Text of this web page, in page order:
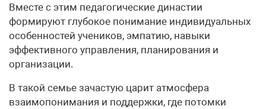
Вместе с этим педагогические династии
формируют глубокое понимание индивидуальных
особенностей учеников, эмпатию, навыки
эффективного управления, планирования и
организации.
В такой семье зачастую царит атмосфера
взаимопонимания и поддержки, где потомки